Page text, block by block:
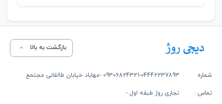
بازگشت به بالا
شماره
تماس :
09306824321-04442237893 -مهاباد خیابان طالقانی مجتمع
تجاری روژ طبقه اول -